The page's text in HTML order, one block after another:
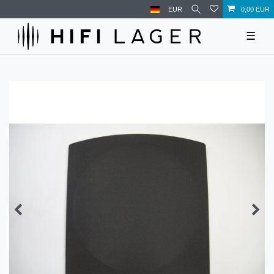
EUR 0,00 EUR
☰